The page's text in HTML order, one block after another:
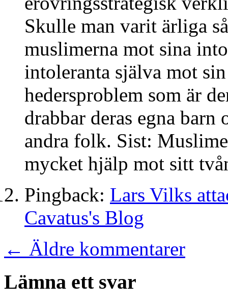
Skulle man varit ärliga
muslimerna mot sina
intoleranta själva mot
hedersproblem som är
drabbar deras egna barn
andra folk. Sist:
mycket hjälp mot sitt
Pingback: Lars Vilks
Cavatus's Blog
← Äldre kommentarer
Lämna ett svar